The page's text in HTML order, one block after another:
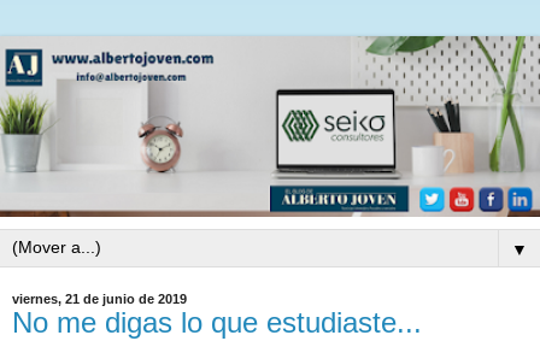
▼
viernes, 21 de junio de 2019
No me digas lo que estudiaste...